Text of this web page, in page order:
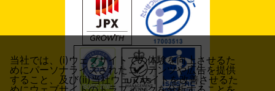
当社では、(i)ウェブサイトでの体験を向上させるた
めにパーソナライズされたコンテンツや広告を提供
すること、及び(ii)当社ウェブサイトを改善させるた